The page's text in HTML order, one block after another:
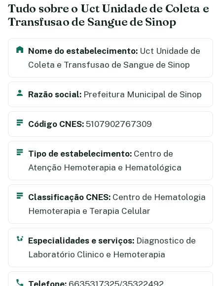
Tudo sobre o Uct Unidade de Coleta e
Transfusao de Sangue de Sinop
Nome do estabelecimento: Uct Unidade de
Coleta e Transfusao de Sangue de Sinop
Razão social: Prefeitura Municipal de Sinop
Código CNES: 5107902767309
Tipo de estabelecimento: Centro de
Atenção Hemoterapia e Hematológica
Classificação CNES: Centro de Hematologia
Hemoterapia e Terapia Celular
Especialidades e serviços: Diagnostico de
Laboratório Clinico e Hemoterapia
Telefone: 6635317325/35322492